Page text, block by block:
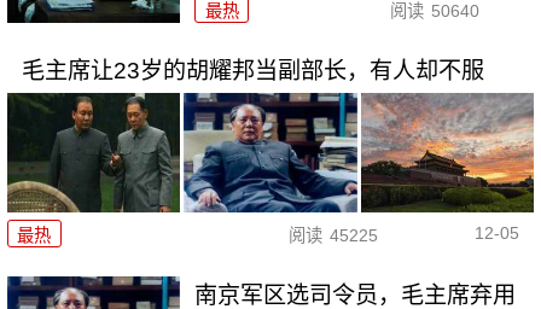
最热 阅读 50640
毛主席让23岁的胡耀邦当副部长，有人却不服
最热 阅读 45225 12-05
南京军区选司令员，毛主席弃用